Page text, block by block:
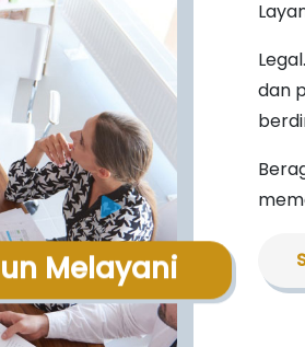
Melayani
dan